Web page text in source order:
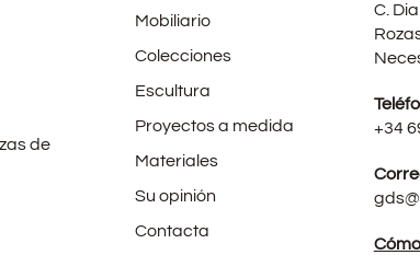
de
Mobiliario
Colecciones
Escultura
Proyectos a medida
Materiales
Su opinión
Contacta
C.
+34